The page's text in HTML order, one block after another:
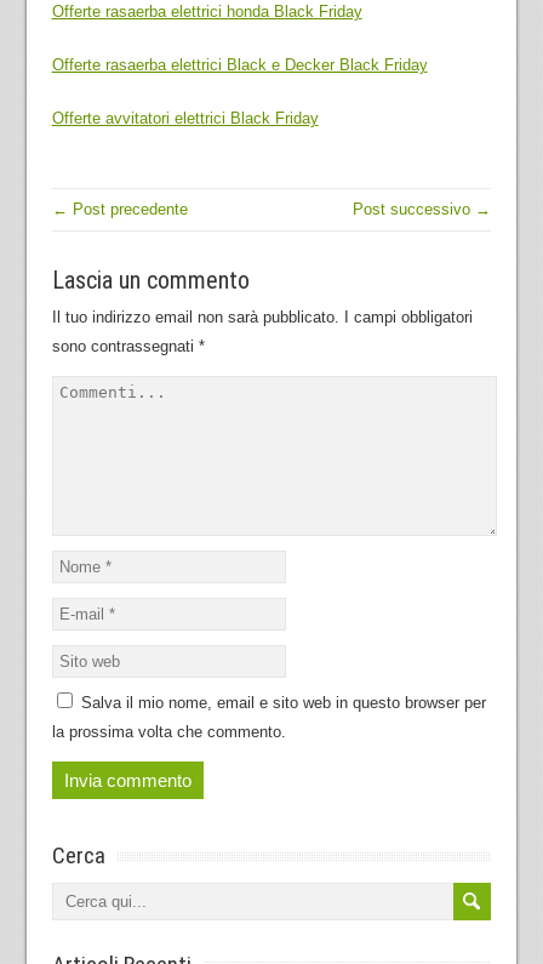
Offerte rasaerba elettrici honda Black Friday
Offerte rasaerba elettrici Black e Decker Black Friday
Offerte avvitatori elettrici Black Friday
← Post precedente Post successivo →
Lascia un commento
Il tuo indirizzo email non sarà pubblicato. I campi obbligatori
sono contrassegnati *
Salva il mio nome, email e sito web in questo browser per
la prossima volta che commento.
Cerca